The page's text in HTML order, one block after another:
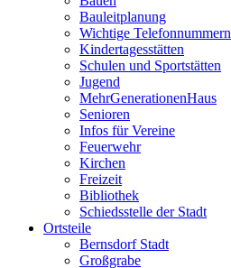
Bauleitplanung
Wichtige Telefonnummern
Kindertagesstätten
Schulen und Sportstätten
Jugend
MehrGenerationenHaus
Senioren
Infos für Vereine
Feuerwehr
Kirchen
Freizeit
Bibliothek
Schiedsstelle der Stadt
Ortsteile
Bernsdorf Stadt
Großgrabe